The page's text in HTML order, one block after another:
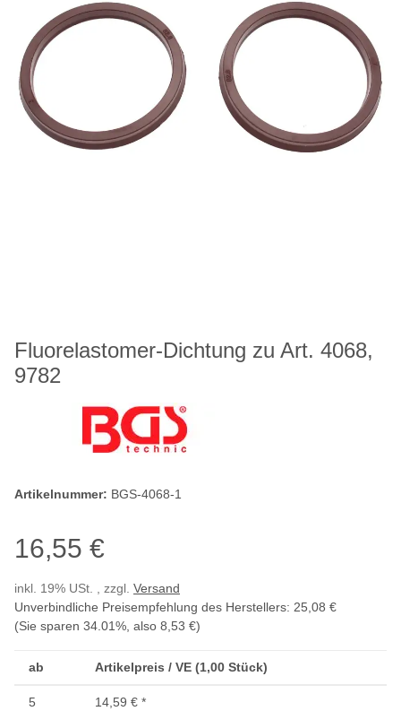
Fluorelastomer-Dichtung zu Art. 4068,
9782
Artikelnummer: BGS-4068-1
16,55 €
inkl. 19% USt. , zzgl. Versand
Unverbindliche Preisempfehlung des Herstellers: 25,08 €
(Sie sparen 34.01% , also 8,53 €)
ab Artikelpreis / VE (1,00 Stück)
5 14,59 € *